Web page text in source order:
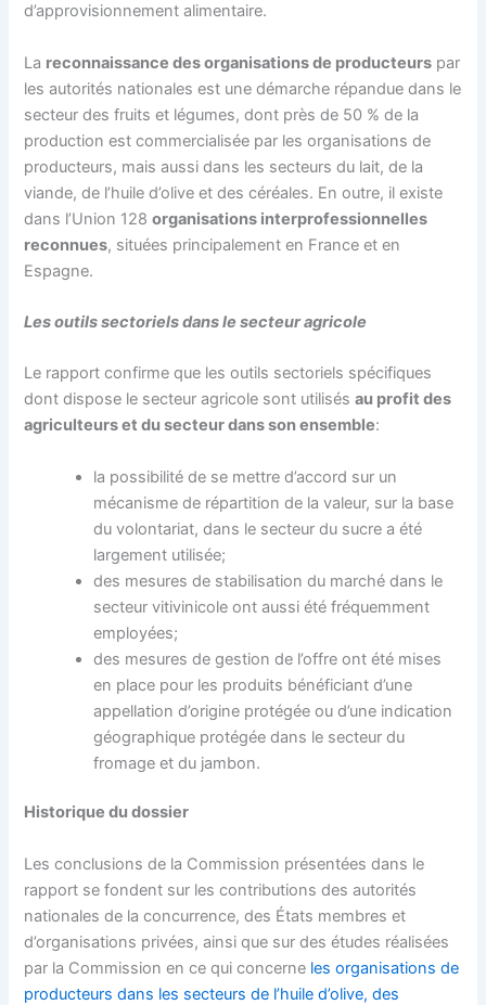
d’approvisionnement alimentaire.
La reconnaissance des organisations de producteurs par
les autorités nationales est une démarche répandue dans le
secteur des fruits et légumes, dont près de 50 % de la
production est commercialisée par les organisations de
producteurs, mais aussi dans les secteurs du lait, de la
viande, de l’huile d’olive et des céréales. En outre, il existe
dans l’Union 128organisations interprofessionnelles
reconnues, situées principalement en France et en
Espagne.
Les outils sectoriels dans le secteur agricole
Le rapport confirme que les outils sectoriels spécifiques
dont dispose le secteur agricole sont utilisésau profit des
agriculteurs et du secteur dans son ensemble:
la possibilité de se mettre d’accord sur un
mécanisme de répartition de la valeur, sur la base
du volontariat, dans le secteur du sucre a été
largement utilisée;
des mesures de stabilisation du marché dans le
secteur vitivinicole ont aussi été fréquemment
employées;
des mesures de gestion de l’offre ont été mises
en place pour les produits bénéficiant d’une
appellation d’origine protégée ou d’une indication
géographique protégée dans le secteur du
fromage et du jambon.
Historique du dossier
Les conclusions de la Commission présentées dans le
rapport se fondent sur les contributions des autorités
nationales de la concurrence, des États membres et
d’organisations privées, ainsi que sur des études réalisées
par la Commission en ce qui concerne les organisations de
producteurs dans les secteurs de l’huile d’olive, des